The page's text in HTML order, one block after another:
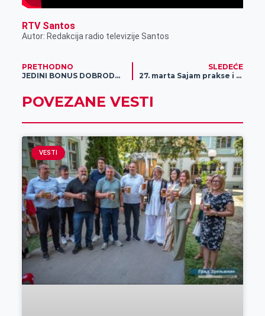
RTV Santos
Autor: Redakcija radio televizije Santos
PRETHODNO
JEDINI BONUS DOBRODOŠLICE BEZ DEPOZITA: Registruj se i preuzmi 4.000 dinara – POTPUNO BESPLATNO!
SLEDEĆE
27. marta Sajam prakse i Otvorena vrata TF „Mihajlo Pupin“
POVEZANE VESTI
VESTI